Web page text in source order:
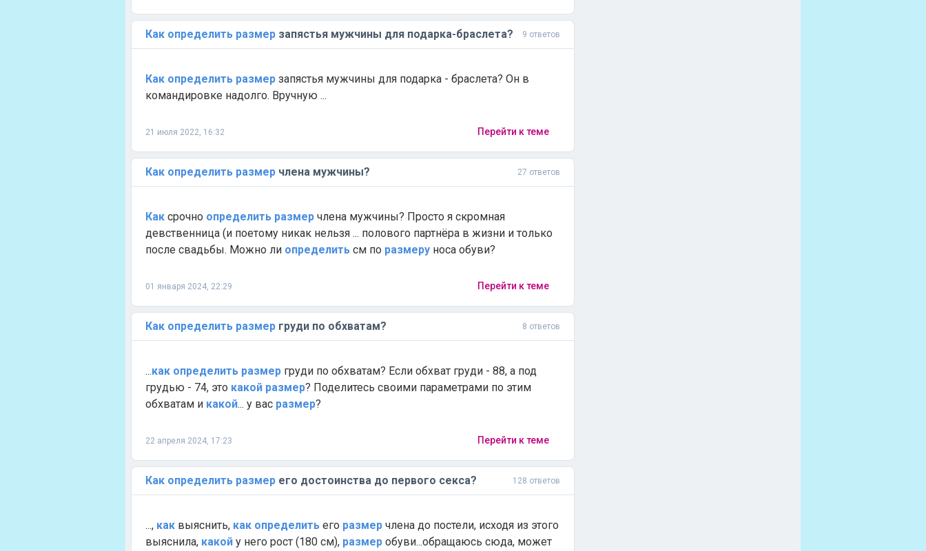
Как определить размер запястья мужчины для подарка-браслета? 9 ответов
Как определить размер запястья мужчины для подарка - браслета? Он в
командировке надолго. Вручную ...
21 июля 2022, 16:32 Перейти к теме
Как определить размер члена мужчины? 27 ответов
Как срочно определить размер члена мужчины? Просто я скромная
девственница (и поетому никак нельзя ... полового партнёра в жизни и только
после свадьбы. Можно ли определить см по размеру носа обуви?
01 января 2024, 22:29 Перейти к теме
Как определить размер груди по обхватам? 8 ответов
...как определить размер груди по обхватам? Если обхват груди - 88, а под
грудью - 74, это какой размер? Поделитесь своими параметрами по этим
обхватам и какой... у вас размер?
22 апреля 2024, 17:23 Перейти к теме
Как определить размер его достоинства до первого секса? 128 ответов
..., как выяснить, как определить его размер члена до постели, исходя из этого
выяснила, какой у него рост (180 см), размер обуви...обращаюсь сюда, может